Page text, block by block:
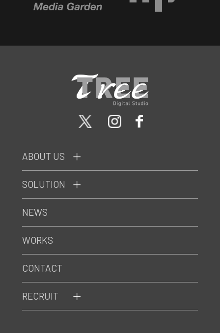
ABOUT US
SOLUTION
RECRUIT
NEWS
WORKS
CONTACT